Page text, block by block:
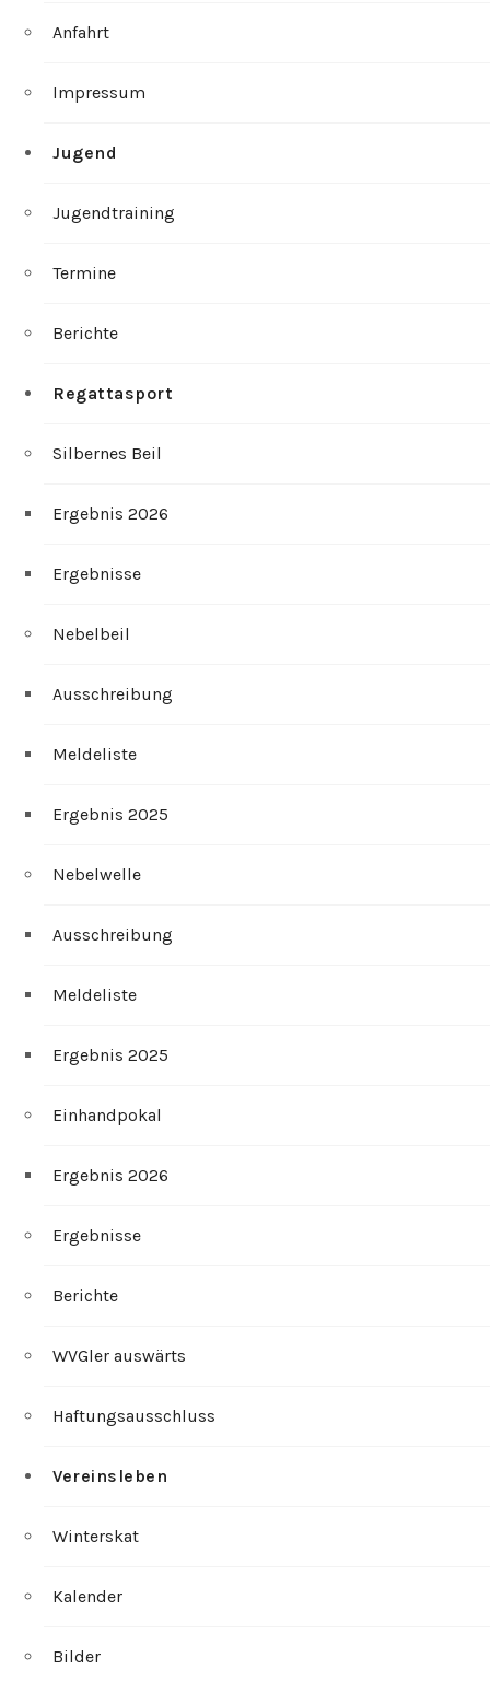
Anfahrt
Impressum
Jugend
Jugendtraining
Termine
Berichte
Regattasport
Silbernes Beil
Ergebnis 2026
Ergebnisse
Nebelbeil
Ausschreibung
Meldeliste
Ergebnis 2025
Nebelwelle
Ausschreibung
Meldeliste
Ergebnis 2025
Einhandpokal
Ergebnis 2026
Ergebnisse
Berichte
WVGler auswärts
Haftungsausschluss
Vereinsleben
Winterskat
Kalender
Bilder